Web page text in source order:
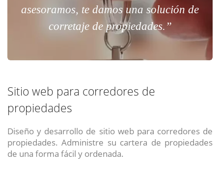
asesoramos, te damos una solución de
corretaje de propiedades.”
Sitio web para corredores de
propiedades
Diseño y desarrollo de sitio web para corredores de
propiedades. Administre su cartera de propiedades
de una forma fácil y ordenada.